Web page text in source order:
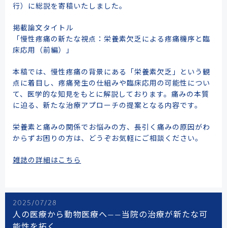
行）に総説を寄稿いたしました。
掲載論文タイトル
「慢性疼痛の新たな視点：栄養素欠乏による疼痛機序と臨
床応用（前編）」
本稿では、慢性疼痛の背景にある「栄養素欠乏」という観
点に着目し、疼痛発生の仕組みや臨床応用の可能性につい
て、医学的な知見をもとに解説しております。痛みの本質
に迫る、新たな治療アプローチの提案となる内容です。
栄養素と痛みの関係でお悩みの方、長引く痛みの原因がわ
からずお困りの方は、どうぞお気軽にご相談ください。
雑誌の詳細はこちら
2025/07/28
人の医療から動物医療へ——当院の治療が新たな可